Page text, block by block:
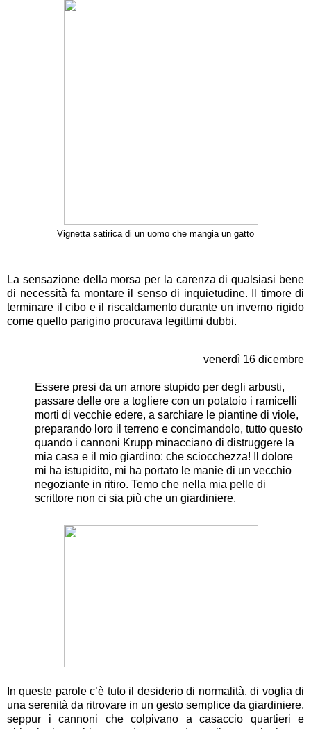
Vignetta satirica di un uomo che mangia un gatto
La sensazione della morsa per la carenza di qualsiasi bene
di necessità fa montare il senso di inquietudine. Il timore di
terminare il cibo e il riscaldamento durante un inverno rigido
come quello parigino procurava legittimi dubbi.
venerdì 16 dicembre
Essere presi da un amore stupido per degli arbusti,
passare delle ore a togliere con un potatoio i ramicelli
morti di vecchie edere, a sarchiare le piantine di viole,
preparando loro il terreno e concimandolo, tutto questo
quando i cannoni Krupp minacciano di distruggere la
mia casa e il mio giardino: che sciocchezza! Il dolore
mi ha istupidito, mi ha portato le manie di un vecchio
negoziante in ritiro. Temo che nella mia pelle di
scrittore non ci sia più che un giardiniere.
In queste parole c’è tuto il desiderio di normalità, di voglia di
una serenità da ritrovare in un gesto semplice da giardiniere,
seppur i cannoni che colpivano a casaccio quartieri e